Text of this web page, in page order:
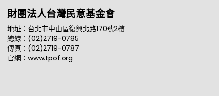
財團法人台灣民意基金會
地址：台北市中山區復興北路170號2樓
總線：(02)2719-0785
傳真：(02)2719-0787
官網：www.tpof.org